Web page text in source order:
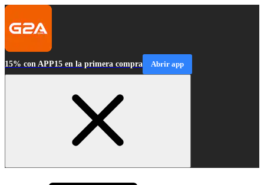
15% con APP15 en la primera compra Abrir app